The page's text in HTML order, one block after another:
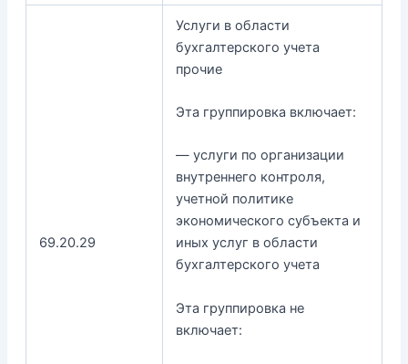
69.20.29
Услуги в области
бухгалтерского учета
прочие
Эта группировка включает:
— услуги по организации
внутреннего контроля,
учетной политике
экономического субъекта и
иных услуг в области
бухгалтерского учета
Эта группировка не
включает: